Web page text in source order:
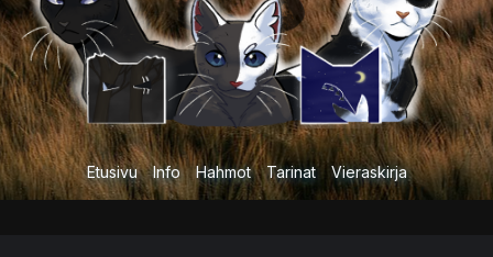
Etusivu Info Hahmot Tarinat Vieraskirja